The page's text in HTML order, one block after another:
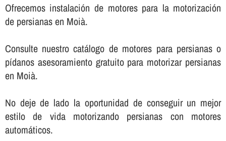
Ofrecemos instalación de motores para la motorización
de persianas en Moià.
Consulte nuestro catálogo de motores para persianas o
pí­danos asesoramiento gratuito para motorizar persianas
en Moià.
No deje de lado la oportunidad de conseguir un mejor
estilo de vida motorizando persianas con motores
automáticos.